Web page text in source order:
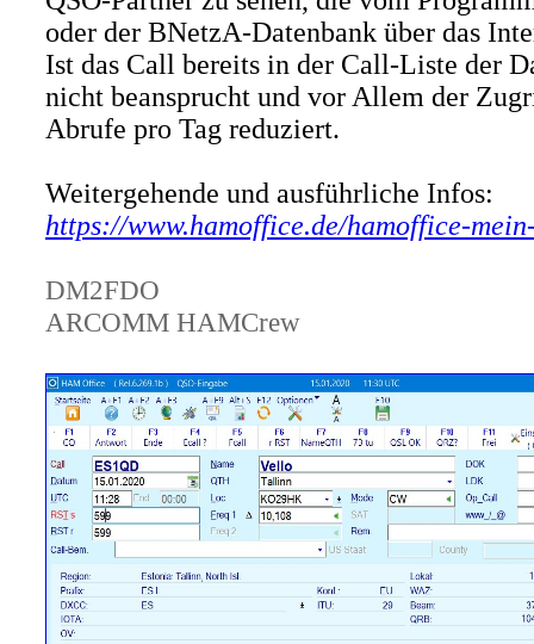
oder der BNetzA-Datenbank über das
Ist das Call bereits in der Call-Liste der
nicht beansprucht und vor Allem der
Abrufe pro Tag reduziert.
Weitergehende und ausführliche Infos:
https://www.hamoffice.de/hamoffice-
DM2FDO
ARCOMM HAMCrew